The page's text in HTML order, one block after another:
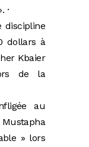
·
discipline
dollars à
Kbaier
de la
au
» lors